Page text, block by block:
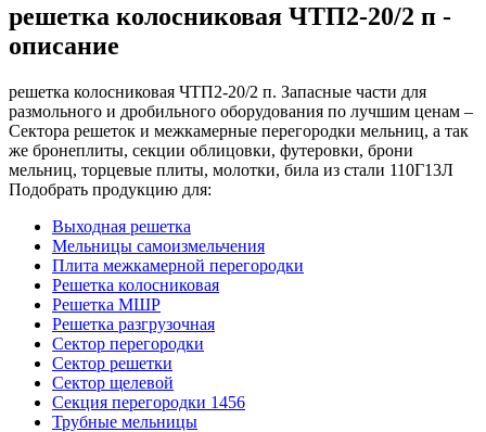
решетка колосниковая ЧТП2-20/2 п -
описание
решетка колосниковая ЧТП2-20/2 п. Запасные части для
размольного и дробильного оборудования по лучшим ценам –
Сектора решеток и межкамерные перегородки мельниц, а так
же бронеплиты, секции облицовки, футеровки, брони
мельниц, торцевые плиты, молотки, била из стали 110Г13Л
Подобрать продукцию для:
Выходная решетка
Мельницы самоизмельчения
Плита межкамерной перегородки
Решетка колосниковая
Решетка МШР
Решетка разгрузочная
Сектор перегородки
Сектор решетки
Сектор щелевой
Секция перегородки 1456
Трубные мельницы